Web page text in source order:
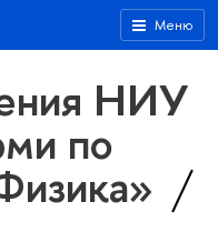
Меню
НИУ
по